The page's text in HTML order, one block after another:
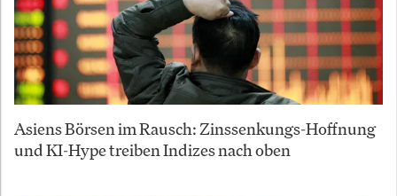
Asiens Börsen im Rausch: Zinssenkungs-Hoffnung
und KI-Hype treiben Indizes nach oben